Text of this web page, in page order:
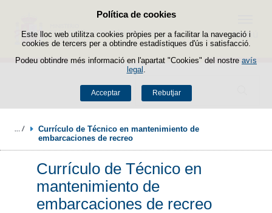
Política de cookies
Este lloc web utilitza cookies pròpies per a facilitar la navegació i
cookies de tercers per a obtindre estadístiques d'ús i satisfacció.
Podeu obtindre més informació en l'apartat "Cookies" del nostre avís
legal
Acceptar Rebutjar
Passar al contingut
Buscador
Menú
Currículo de Técnico en mantenimiento de
embarcaciones de recreo
Currículo de Técnico en
mantenimiento de
embarcaciones de recreo